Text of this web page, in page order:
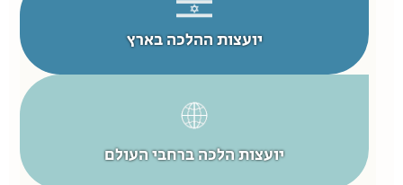
יועצות ההלכה בארץ
יועצות הלכה ברחבי העולם